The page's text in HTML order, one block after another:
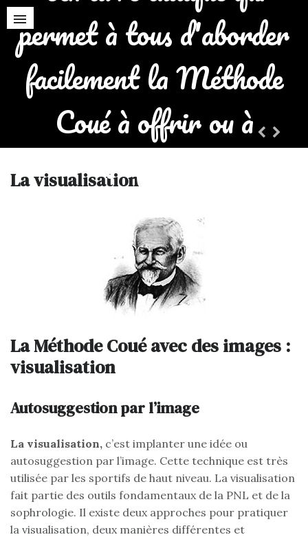
permet à tous d'aborder
facilement la Méthode
Coué à offrir ou à
s'offrir !
réside dans la
connaissance de la
supériorité de
l’imagination sur la
volonté.”
La visualisation
La Méthode Coué avec des images :
visualisation
Autosuggestion par l’image
La visualisation, c’est implanter une idée ou
autosuggestion par l’image. Cette technique est très
utilisée par les sportifs de haut niveau. La visualisation
fait partie des outils fondamentaux de la PNL et de la
sophrologie. Il existe deux approches pour pratiquer
la visualisation, deux manières différentes et